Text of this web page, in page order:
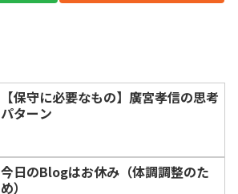
【保守に必要なもの】廣宮孝信の思考
パターン
今日のBlogはお休み（体調調整のた
め）